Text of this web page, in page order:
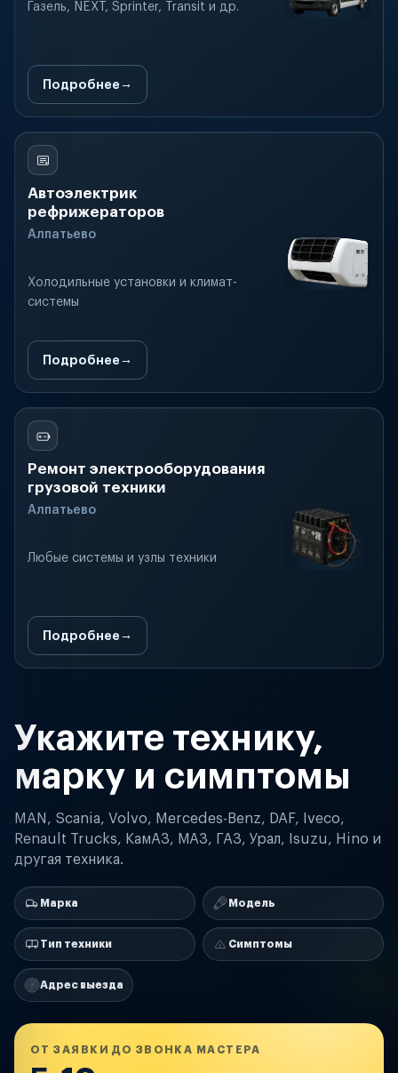
Газель, NEXT, Sprinter, Transit и др.
Подробнее
Автоэлектрик
рефрижераторов
Алпатьево
Холодильные установки и климат-
системы
Подробнее
Ремонт электрооборудования
грузовой техники
Алпатьево
Любые системы и узлы техники
Подробнее
Укажите технику,
марку и симптомы
MAN, Scania, Volvo, Mercedes-Benz, DAF, Iveco,
Renault Trucks, КамАЗ, МАЗ, ГАЗ, Урал, Isuzu, Hino и
другая техника.
Марка Модель
Тип техники Симптомы
Адрес выезда
ОТ ЗАЯВКИ ДО ЗВОНКА МАСТЕРА